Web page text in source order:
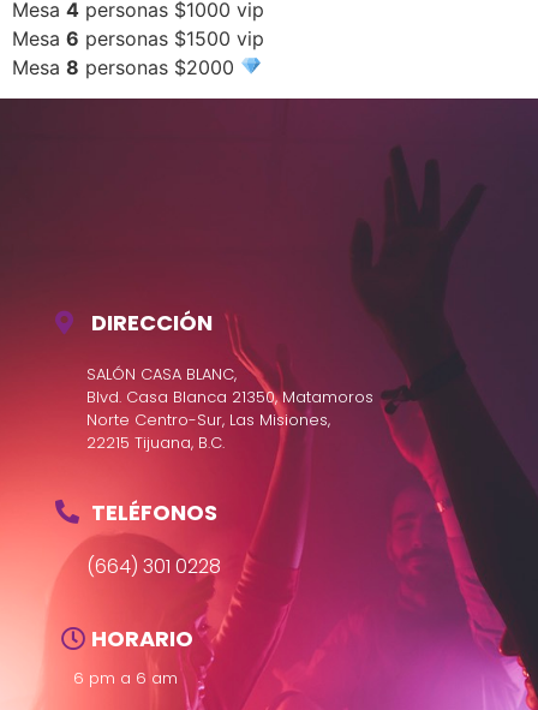
Mesa 4 personas $1000 vip
Mesa 6 personas $1500 vip
Mesa 8 personas $2000
DIRECCIÓN
SALÓN CASA BLANC,
Blvd. Casa Blanca 21350, Matamoros
Norte Centro-Sur, Las Misiones,
22215 Tijuana, B.C.
TELÉFONOS
(664) 301 0228
HORARIO
6 pm a 6 am